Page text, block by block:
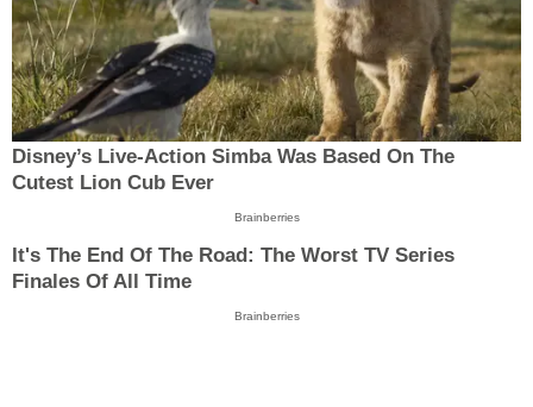
Disney’s Live-Action Simba Was Based On The
Cutest Lion Cub Ever
Brainberries
It's The End Of The Road: The Worst TV Series
Finales Of All Time
Brainberries